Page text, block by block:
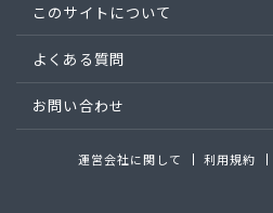
このサイトについて
よくある質問
お問い合わせ
運営会社に関して 利用規約